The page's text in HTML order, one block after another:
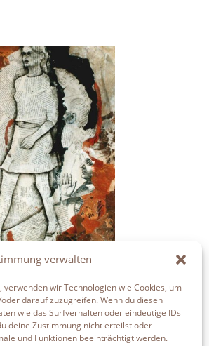
verwalten
wir Technologien wie Cookies, um
darauf zuzugreifen. Wenn du diesen
wie das Surfverhalten oder eindeutige IDs
deine Zustimmung nicht erteilst oder
und Funktionen beeinträchtigt werden.